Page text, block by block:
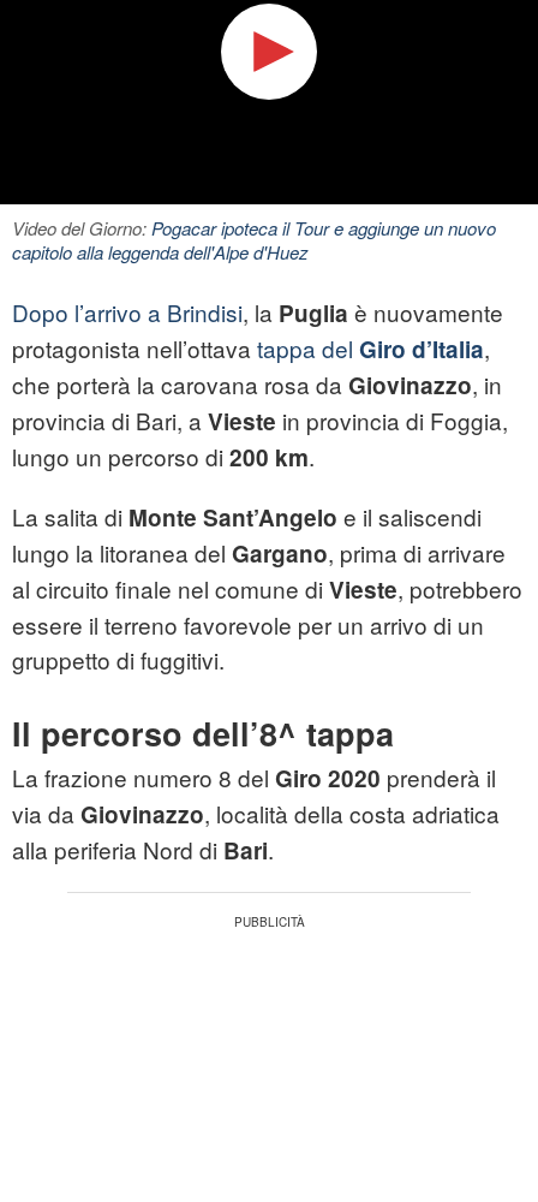
Video del Giorno:Pogacar ipoteca il Tour e aggiunge un nuovo
capitolo alla leggenda dell'Alpe d'Huez
Dopo l’arrivo a Brindisi, la Puglia è nuovamente
protagonista nell’ottava tappa del Giro d’Italia,
che porterà la carovana rosa da Giovinazzo, in
provincia di Bari, a Vieste in provincia di Foggia,
lungo un percorso di 200 km.
La salita di Monte Sant’Angelo e il saliscendi
lungo la litoranea del Gargano, prima di arrivare
al circuito finale nel comune di Vieste, potrebbero
essere il terreno favorevole per un arrivo di un
gruppetto di fuggitivi.
Il percorso dell’8^ tappa
La frazione numero 8 del Giro 2020 prenderà il
via da Giovinazzo, località della costa adriatica
alla periferia Nord di Bari.